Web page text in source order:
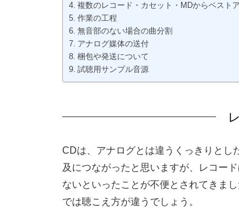
複数のレコード・カセット・MDからベスト
作業の工程
無音部のない場合の曲分割
アナログ媒体の送付
梱包や発送について
試聴用サンプル音源
CDは、アナログとは違うくっきりとし
及につながったと思いますが、レコー
ないといったことが不便とされてきま
では聴こえ方が違うでしょう。